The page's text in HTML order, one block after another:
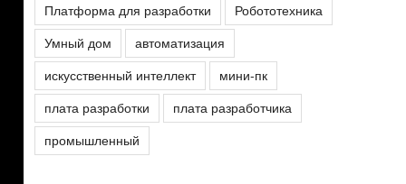
Платформа для разработки
Робототехника
Умный дом
автоматизация
искусственный интеллект
мини-пк
плата разработки
плата разработчика
промышленный